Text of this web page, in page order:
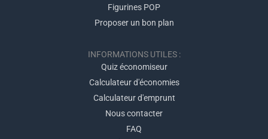
Figurines POP
Proposer un bon plan
INFORMATIONS UTILES :
Quiz économiseur
Calculateur d'économies
Calculateur d'emprunt
Nous contacter
FAQ